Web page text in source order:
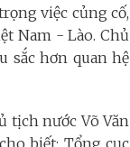
việc củng cố,
Nam - Lào. Chủ
sắc hơn quan hệ
tịch nước Võ Văn
biết: Tổng cục